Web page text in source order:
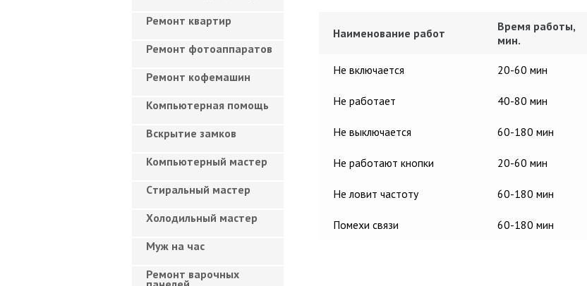
Наименование работ
Время работы,
мин.
Не включается 20-60 мин
Не работает 40-80 мин
Не выключается 60-180 мин
Не работают кнопки 20-60 мин
Не ловит частоту 60-180 мин
Помехи связи 60-180 мин
Ремонт квартир
Ремонт фотоаппаратов
Ремонт кофемашин
Компьютерная помощь
Вскрытие замков
Компьютерный мастер
Cтиральный мастер
Холодильный мастер
Муж на час
Ремонт варочных